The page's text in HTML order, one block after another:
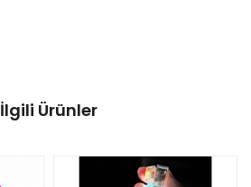
İlgili Ürünler